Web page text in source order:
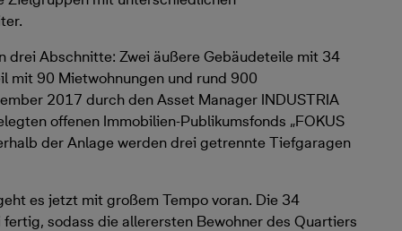
Abschnitte: Zwei äußere Gebäudeteile mit 34
mit 90 Mietwohnungen und rund 900
2017 durch den Asset Manager INDUSTRIA
offenen Immobilien-Publikumsfonds „FOKUS
der Anlage werden drei getrennte Tiefgaragen
es jetzt mit großem Tempo voran. Die 34
sodass die allerersten Bewohner des Quartiers